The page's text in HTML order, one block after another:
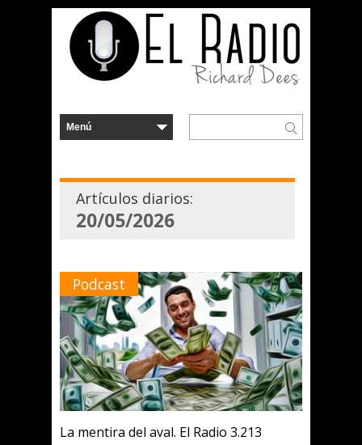
Artículos diarios:
20/05/2026
Podcast
La mentira del aval. El Radio 3.213